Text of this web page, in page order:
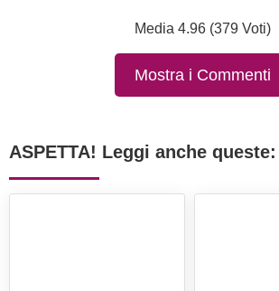
Media 4.96 (379 Voti)
Mostra i Commenti
ASPETTA! Leggi anche queste: